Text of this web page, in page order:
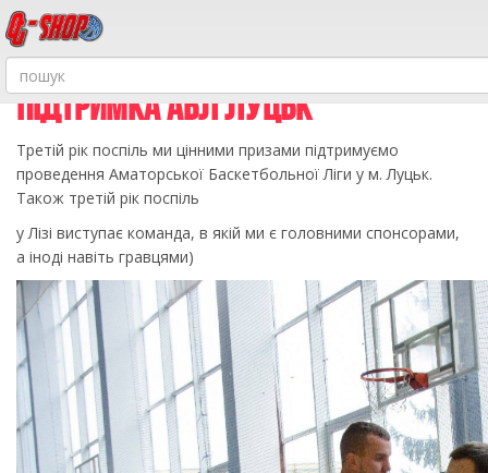
ПІДТРИМКА АБЛ ЛУЦЬК
Третій рік поспіль ми цінними призами підтримуємо
проведення Аматорської Баскетбольної Ліги у м. Луцьк.
Також третій рік поспіль
у Лізі виступає команда, в якій ми є головними спонсорами,
а іноді навіть гравцями)